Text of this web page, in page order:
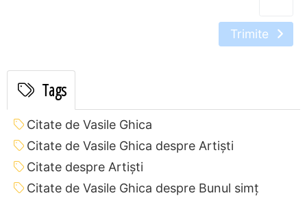
Trimite
Tags
Citate de Vasile Ghica
Citate de Vasile Ghica despre Artiști
Citate despre Artiști
Citate de Vasile Ghica despre Bunul simț